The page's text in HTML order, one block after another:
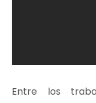
Entre los